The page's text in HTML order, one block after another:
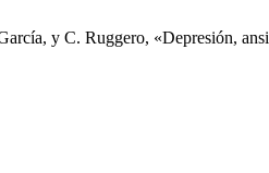
y C. Ruggero, «Depresión,